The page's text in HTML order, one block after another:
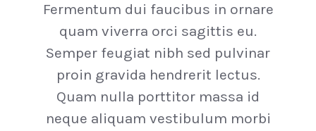
Fermentum dui faucibus in ornare
quam viverra orci sagittis eu.
Semper feugiat nibh sed pulvinar
proin gravida hendrerit lectus.
Quam nulla porttitor massa id
neque aliquam vestibulum morbi